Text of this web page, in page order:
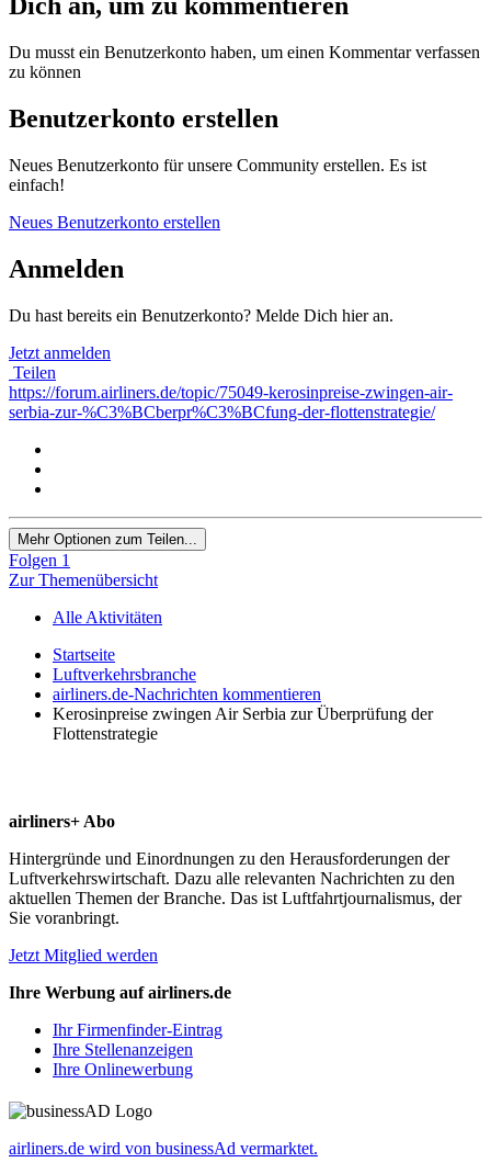
Dich an, um zu kommentieren
Du musst ein Benutzerkonto haben, um einen Kommentar verfassen
zu können
Benutzerkonto erstellen
Neues Benutzerkonto für unsere Community erstellen. Es ist
einfach!
Neues Benutzerkonto erstellen
Anmelden
Du hast bereits ein Benutzerkonto? Melde Dich hier an.
Jetzt anmelden
Teilen
https://forum.airliners.de/topic/75049-kerosinpreise-zwingen-air-
serbia-zur-%C3%BCberpr%C3%BCfung-der-flottenstrategie/
Mehr Optionen zum Teilen...
Folgen 1
Zur Themenübersicht
Alle Aktivitäten
Startseite
Luftverkehrsbranche
airliners.de-Nachrichten kommentieren
Kerosinpreise zwingen Air Serbia zur Überprüfung der
Flottenstrategie
airliners+ Abo
Hintergründe und Einordnungen zu den Herausforderungen der
Luftverkehrswirtschaft. Dazu alle relevanten Nachrichten zu den
aktuellen Themen der Branche. Das ist Luftfahrtjournalismus, der
Sie voranbringt.
Jetzt Mitglied werden
Ihre Werbung auf airliners.de
Ihr Firmenfinder-Eintrag
Ihre Stellenanzeigen
Ihre Onlinewerbung
airliners.de wird von businessAd vermarktet.